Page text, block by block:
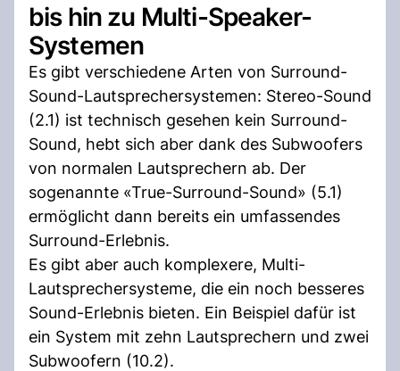
bis hin zu Multi-Speaker-
Systemen
Es gibt verschiedene Arten von Surround-
Sound-Lautsprechersystemen: Stereo-Sound
(2.1) ist technisch gesehen kein Surround-
Sound, hebt sich aber dank des Subwoofers
von normalen Lautsprechern ab. Der
sogenannte «True-Surround-Sound» (5.1)
ermöglicht dann bereits ein umfassendes
Surround-Erlebnis.
Es gibt aber auch komplexere, Multi-
Lautsprechersysteme, die ein noch besseres
Sound-Erlebnis bieten. Ein Beispiel dafür ist
ein System mit zehn Lautsprechern und zwei
Subwoofern (10.2).